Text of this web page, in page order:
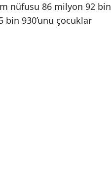
Kırklareli
nüfusu 86 milyon 92 bin
930’unu çocuklar